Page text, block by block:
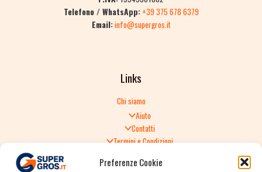
Preferenze Cookie
Telefono / WhatsApp: +39 375 678 6379
Email:info@supergros.it
Links
Chi siamo
Aiuto
Contatti
Termini e Condizioni
Politica di Reso